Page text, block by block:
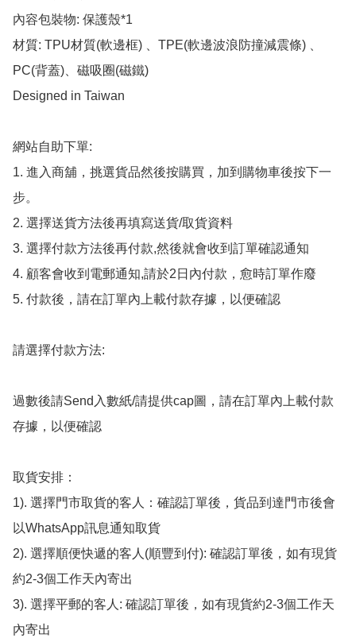
內容包裝物: 保護殼*1
材質: TPU材質(軟邊框) 、TPE(軟邊波浪防撞減震條) 、
PC(背蓋)、磁吸圈(磁鐵)
Designed in Taiwan
網站自助下單:
1. 進入商舖，挑選貨品然後按購買，加到購物車後按下一
步。
2. 選擇送貨方法後再填寫送貨/取貨資料
3. 選擇付款方法後再付款,然後就會收到訂單確認通知
4. 顧客會收到電郵通知,請於2日內付款，愈時訂單作廢
5. 付款後，請在訂單內上載付款存據，以便確認
請選擇付款方法:
過數後請Send入數紙/請提供cap圖，請在訂單內上載付款
存據，以便確認
取貨安排：
1). 選擇門市取貨的客人：確認訂單後，貨品到達門市後會
以WhatsApp訊息通知取貨
2). 選擇順便快遞的客人(順豐到付): 確認訂單後，如有現貨
約2-3個工作天內寄出
3). 選擇平郵的客人: 確認訂單後，如有現貨約2-3個工作天
內寄出